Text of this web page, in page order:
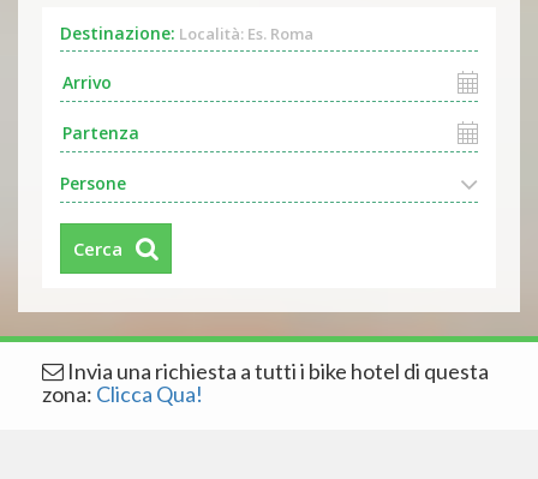
Destinazione: Località: Es. Roma
Persone
Cerca
Invia una richiesta a tutti i bike hotel di questa
zona: Clicca Qua!